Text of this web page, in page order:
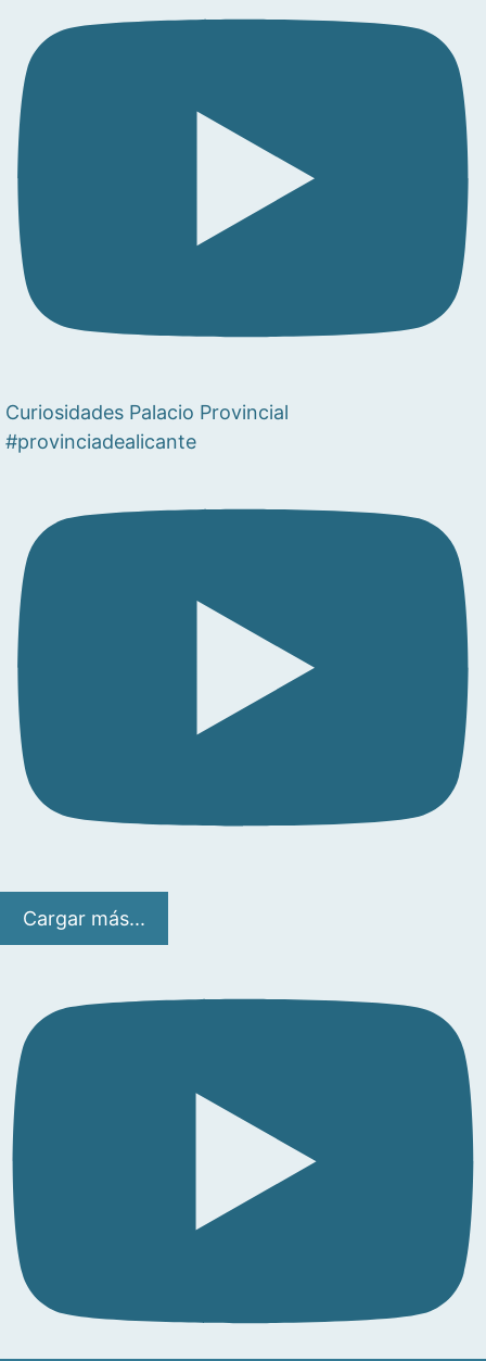
Curiosidades Palacio Provincial
#provinciadealicante
Cargar más...